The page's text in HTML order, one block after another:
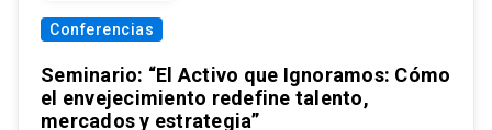
Conferencias
Seminario: “El Activo que Ignoramos: Cómo
el envejecimiento redefine talento,
mercados y estrategia”